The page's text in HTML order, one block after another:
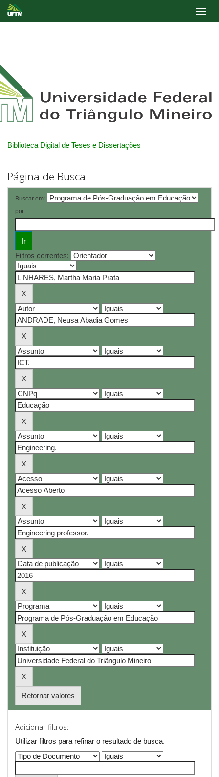
Biblioteca Digital de Teses e Dissertações
Página de Busca
Buscar em:
por
Filtros correntes:
Retornar valores
Adicionar filtros:
Utilizar filtros para refinar o resultado de busca.